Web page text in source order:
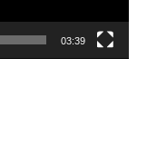
03:39